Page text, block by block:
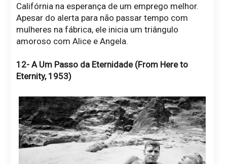
Califórnia na esperança de um emprego melhor.
Apesar do alerta para não passar tempo com
mulheres na fábrica, ele inicia um triângulo
amoroso com Alice e Angela.
12- A Um Passo da Eternidade (From Here to
Eternity, 1953)